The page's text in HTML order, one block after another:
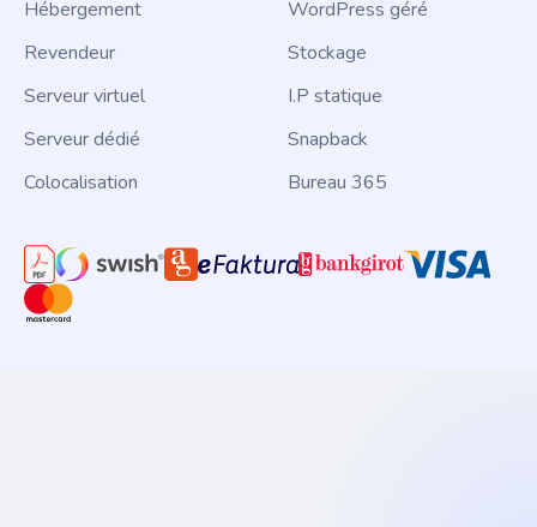
Hébergement
Revendeur
Serveur virtuel
Serveur dédié
Colocalisation
WordPress géré
Stockage
I.P statique
Snapback
Bureau 365